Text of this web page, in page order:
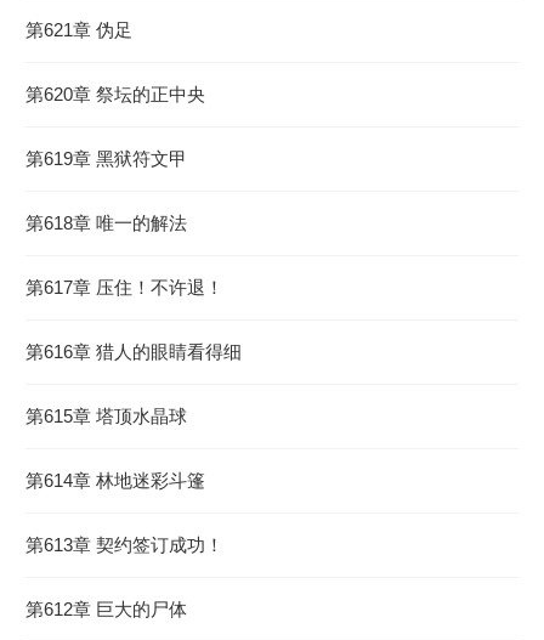
第621章 伪足
第620章 祭坛的正中央
第619章 黑狱符文甲
第618章 唯一的解法
第617章 压住！不许退！
第616章 猎人的眼睛看得细
第615章 塔顶水晶球
第614章 林地迷彩斗篷
第613章 契约签订成功！
第612章 巨大的尸体